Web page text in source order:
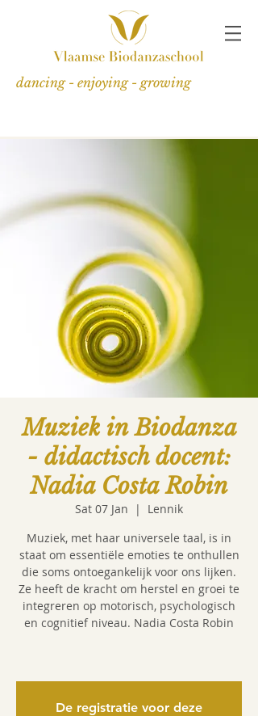
dancing - enjoying - growing
Muziek in Biodanza
- didactisch docent:
Nadia Costa Robin
Sat 07 Jan
  |
Lennik
Muziek, met haar universele taal, is in
staat om essentiële emoties te onthullen
die soms ontoegankelijk voor ons lijken.
Ze heeft de kracht om herstel en groei te
integreren op motorisch, psychologisch
en cognitief niveau. Nadia Costa Robin
De registratie voor deze